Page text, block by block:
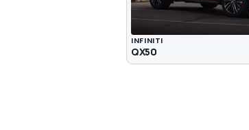
INFINITI
QX50